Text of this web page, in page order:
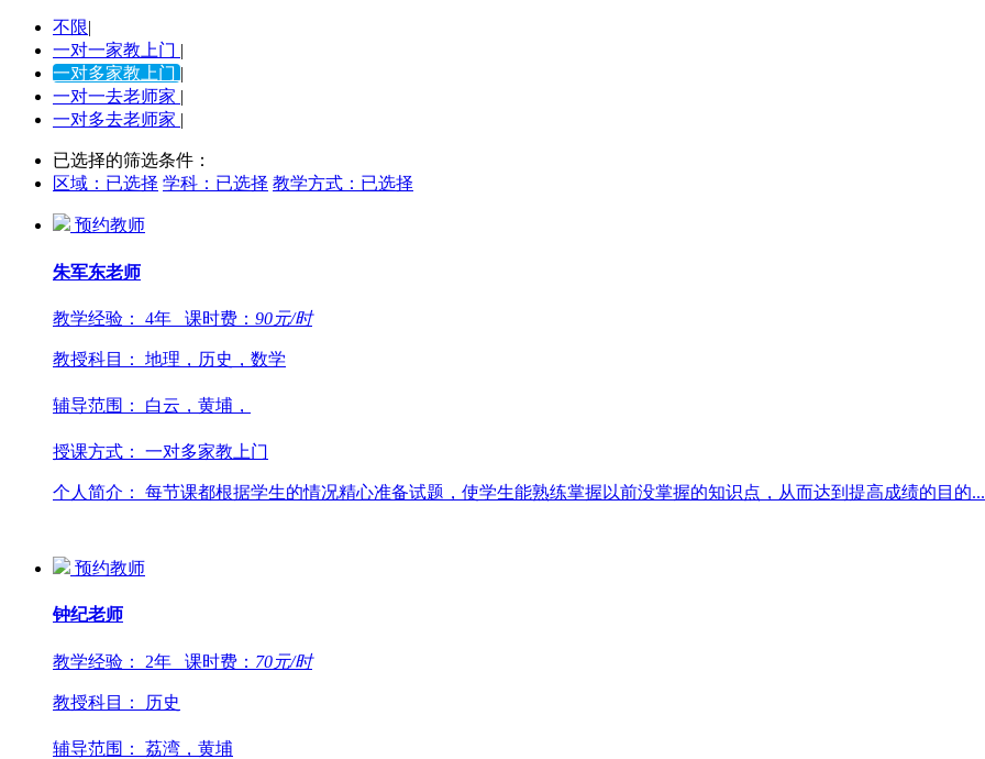
不限|
一对一家教上门 |
一对多家教上门|
一对一去老师家 |
一对多去老师家 |
已选择的筛选条件：
区域： 已选择 学科： 已选择 教学方式： 已选择
预约教师
朱军东老师
教学经验： 4年 课时费： 90元/时
教授科目： 地理，历史，数学
辅导范围： 白云，黄埔，
授课方式： 一对多家教上门
个人简介： 每节课都根据学生的情况精心准备试题，使学生能熟练掌握以前没掌握的知识点，从而达到提高成绩的目的...
预约教师
钟纪老师
教学经验： 2年 课时费： 70元/时
教授科目： 历史
辅导范围： 荔湾，黄埔